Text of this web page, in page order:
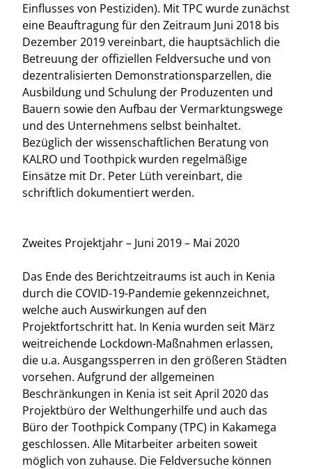
Einflusses von Pestiziden). Mit TPC wurde zunächst
eine Beauftragung für den Zeitraum Juni 2018 bis
Dezember 2019 vereinbart, die hauptsächlich die
Betreuung der offiziellen Feldversuche und von
dezentralisierten Demonstrationsparzellen, die
Ausbildung und Schulung der Produzenten und
Bauern sowie den Aufbau der Vermarktungswege
und des Unternehmens selbst beinhaltet.
Bezüglich der wissenschaftlichen Beratung von
KALRO und Toothpick wurden regelmäßige
Einsätze mit Dr. Peter Lüth vereinbart, die
schriftlich dokumentiert werden.
Zweites Projektjahr – Juni 2019 – Mai 2020
Das Ende des Berichtzeitraums ist auch in Kenia
durch die COVID-19-Pandemie gekennzeichnet,
welche auch Auswirkungen auf den
Projektfortschritt hat. In Kenia wurden seit März
weitreichende Lockdown-Maßnahmen erlassen,
die u.a. Ausgangssperren in den größeren Städten
vorsehen. Aufgrund der allgemeinen
Beschränkungen in Kenia ist seit April 2020 das
Projektbüro der Welthungerhilfe und auch das
Büro der Toothpick Company (TPC) in Kakamega
geschlossen. Alle Mitarbeiter arbeiten soweit
möglich von zuhause. Die Feldversuche können